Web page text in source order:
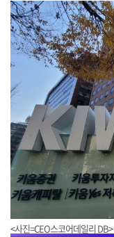
<사진=CEO스코어데일리 DB>